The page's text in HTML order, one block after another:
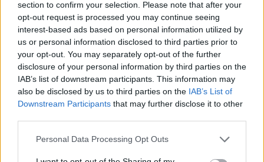
section to confirm your selection. Please note that after your
opt-out request is processed you may continue seeing
interest-based ads based on personal information utilized by
us or personal information disclosed to third parties prior to
your opt-out. You may separately opt-out of the further
disclosure of your personal information by third parties on the
IAB’s list of downstream participants. This information may
also be disclosed by us to third parties on the IAB’s List of
Downstream Participants that may further disclose it to other
Please note that this website/app uses one or more Google
Personal Data Processing Opt Outs
köztársasági elnök felmentette Korom Ferencet,
a Magyar Honvédség parancsnokát, a
vezérezredes – akinek megbízatása 2023. május
15-ig szólt – maga kérte felmentését. Ezek után
Benkő Tibor honvédelmi miniszter a Magyar
Honvédség parancsnoksága hétfői,
székesfehérvári rendkívüli állománygyűlésén
jelentette be, hogy Ruszin-Szendi Romulusz